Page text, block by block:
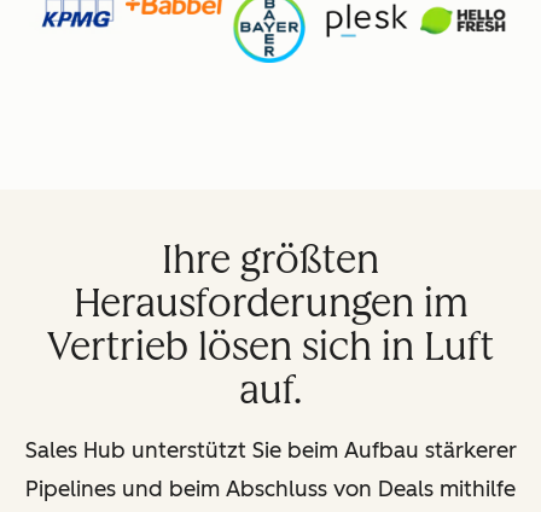
Ihre größten
Herausforderungen im
Vertrieb lösen sich in Luft
auf.
Sales Hub unterstützt Sie beim Aufbau stärkerer
Pipelines und beim Abschluss von Deals mithilfe